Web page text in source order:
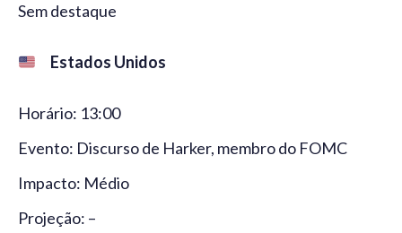
Sem destaque
Estados Unidos
Horário: 13:00
Evento: Discurso de Harker, membro do FOMC
Impacto: Médio
Projeção: –